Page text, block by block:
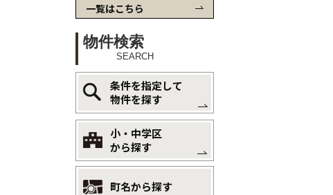
一覧はこちら
物件検索
SEARCH
条件を指定して
物件を探す
小・中学区
から探す
町名から探す